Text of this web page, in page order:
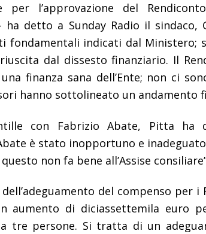
per l’approvazione del
ha detto a Sunday Radio il sindaco,
fondamentali indicati dal
dal dissesto finanziario. Il
finanza sana dell’Ente; non ci
hanno sottolineato un andamento
con Fabrizio Abate, Pitta ha
è stato inopportuno e
non fa bene all’Assise
ell’adeguamento del compenso per
aumento di diciassettemila euro
tre persone. Si tratta di un